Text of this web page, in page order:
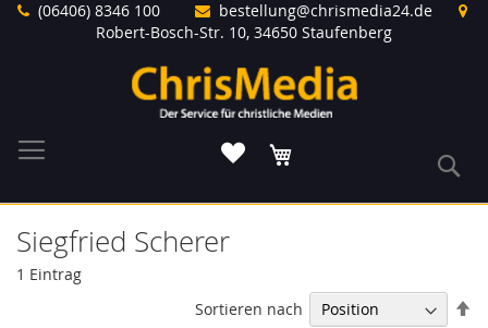
Direkt(06406) 8346 100
bestellung@chrismedia24.de
Robert-Bosch-Str. 10, 34650 Staufenberg
Siegfried Scherer
1 Eintrag
Sortieren nach